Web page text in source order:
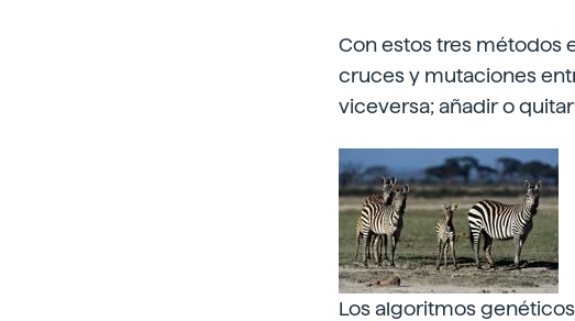
Con estos tres métodos
cruces y mutaciones
viceversa; añadir o
Los algoritmos